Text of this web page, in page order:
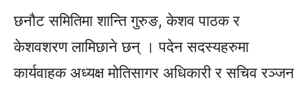
छनौट समितिमा शान्ति गुरुङ, केशव पाठक र
केशवशरण लामिछाने छन् । पदेन सदस्यहरुमा
कार्यवाहक अध्यक्ष मोतिसागर अधिकारी र सचिव रञ्जन